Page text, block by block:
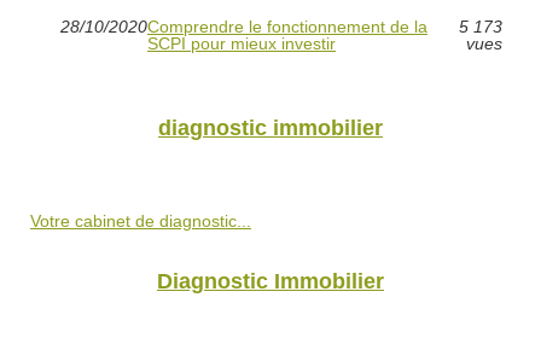
28/10/2020Comprendre le fonctionnement de la
SCPI pour mieux investir
5 173
vues
diagnostic immobilier
Votre cabinet de diagnostic...
Diagnostic Immobilier